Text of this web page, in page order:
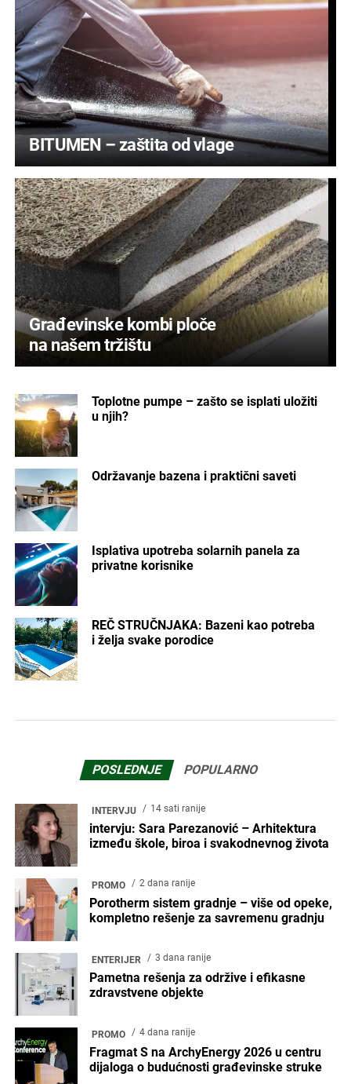
BITUMEN – zaštita od vlage
Građevinske kombi ploče
na našem tržištu
Toplotne pumpe – zašto se isplati uložiti
u njih?
Održavanje bazena i praktični saveti
Isplativa upotreba solarnih panela za
privatne korisnike
REČ STRUČNJAKA: Bazeni kao potreba
i želja svake porodice
POSLEDNJE POPULARNO
INTERVJU 14 sati ranije
intervju: Sara Parezanović – Arhitektura
između škole, biroa i svakodnevnog života
PROMO 2 dana ranije
Porotherm sistem gradnje – više od opeke,
kompletno rešenje za savremenu gradnju
ENTERIJER 3 dana ranije
Pametna rešenja za održive i efikasne
zdravstvene objekte
PROMO 4 dana ranije
Fragmat S na ArchyEnergy 2026 u centru
dijaloga o budućnosti građevinske struke